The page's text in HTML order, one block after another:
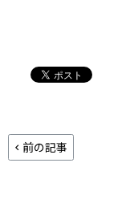
前の記事